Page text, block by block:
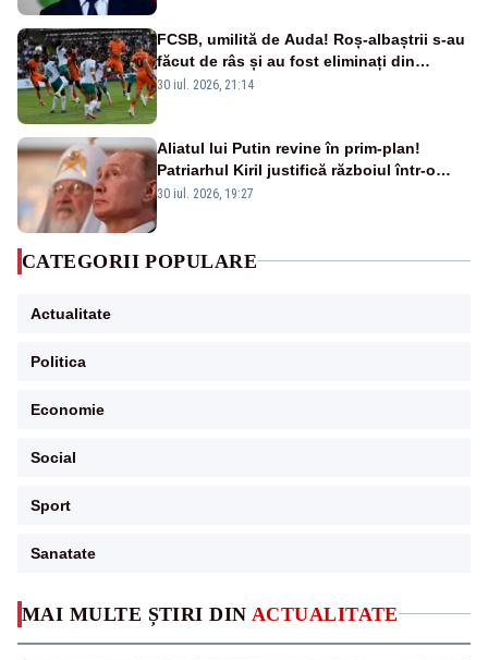
MAI MULTE ȘTIRI DIN ACTUALITATE
FCSB, umilită de Auda! Roș-albaștrii s-au
făcut de râs și au fost eliminați din
Conference League
30 iul. 2026, 21:14
Aliatul lui Putin revine în prim-plan!
Patriarhul Kiril justifică războiul într-o
nouă carte
30 iul. 2026, 19:27
CATEGORII POPULARE
Actualitate
Politica
Economie
Social
Sport
Sanatate